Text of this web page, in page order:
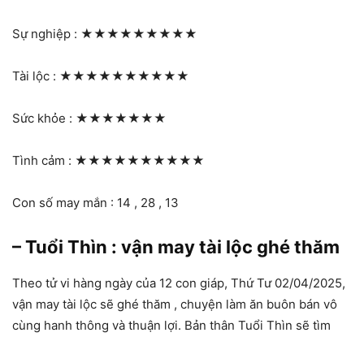
Sự nghiệp : ★★★★★★★★★
Tài lộc : ★★★★★★★★★★
Sức khỏe : ★★★★★★★
Tình cảm : ★★★★★★★★★★
Con số may mắn : 14 , 28 , 13
– Tuổi Thìn : vận may tài lộc ghé thăm
Theo tử vi hàng ngày của 12 con giáp, Thứ Tư 02/04/2025,
vận may tài lộc sẽ ghé thăm , chuyện làm ăn buôn bán vô
cùng hanh thông và thuận lợi. Bản thân Tuổi Thìn sẽ tìm